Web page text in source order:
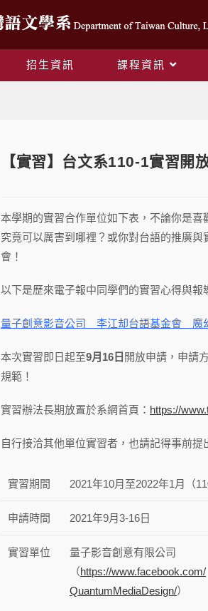
招生資訊 課程資訊
【實習】台文系110-1實習開
本學期的實習合作單位如下表，不論你是
究竟可以厲害到哪裡？或你對台語的推廣
會！
以下是歷來電子報中同學們的實習心得與報
量子創意影音公司 李江却台語基金會 魔
本次實習即日起至9月 16 日 開放申請，申請
規範！
實習辦法長期放置於系網首頁： https://
自行接洽其他單位實習者，也請記得事前提
實習期間 2021年10月至2022年1月（
申請時間 2021年9月3-16日
實習單位
量子影音創意有限公司
（https://www.facebook.com/
QuantumMediaDesign/）